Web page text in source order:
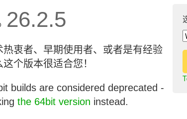
26.2.5
热衷者、早期使用者、或者是有经验
个版本很适合您！
builds are considered deprecated -
the 64bit version instead.